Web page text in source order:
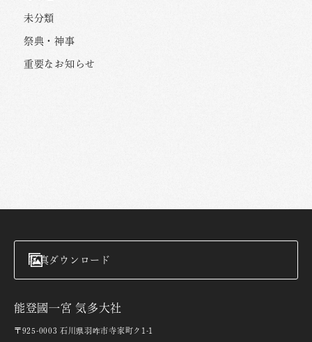
未分類
祭典・神事
重要なお知らせ
写真ダウンロード
能登國一宮 気多大社
〒925-0003 石川県羽咋市寺家町ク1-1